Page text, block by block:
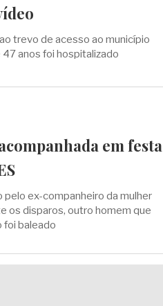
trevo de acesso ao município
anos foi hospitalizado
em festa
ex-companheiro da mulher
os disparos, outro homem que
foi baleado